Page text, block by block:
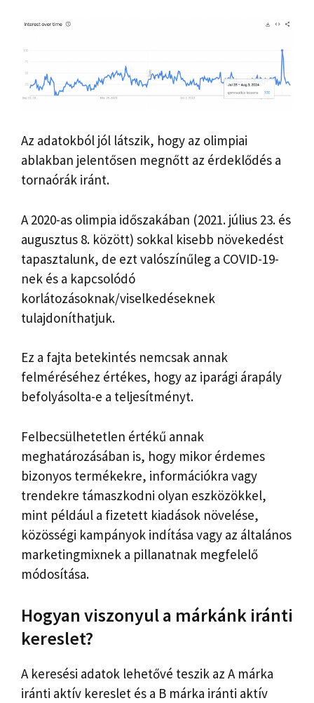
Az adatokból jól látszik, hogy az olimpiai
ablakban jelentősen megnőtt az érdeklődés a
tornaórák iránt.
A 2020-as olimpia időszakában (2021. július 23. és
augusztus 8. között) sokkal kisebb növekedést
tapasztalunk, de ezt valószínűleg a COVID-19-
nek és a kapcsolódó
korlátozásoknak/viselkedéseknek
tulajdoníthatjuk.
Ez a fajta betekintés nemcsak annak
felméréséhez értékes, hogy az iparági árapály
befolyásolta-e a teljesítményt.
Felbecsülhetetlen értékű annak
meghatározásában is, hogy mikor érdemes
bizonyos termékekre, információkra vagy
trendekre támaszkodni olyan eszközökkel,
mint például a fizetett kiadások növelése,
közösségi kampányok indítása vagy az általános
marketingmixnek a pillanatnak megfelelő
módosítása.
Hogyan viszonyul a márkánk iránti
kereslet?
A keresési adatok lehetővé teszik az A márka
iránti aktív kereslet és a B márka iránti aktív